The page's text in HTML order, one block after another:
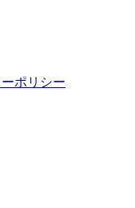
ポリシー